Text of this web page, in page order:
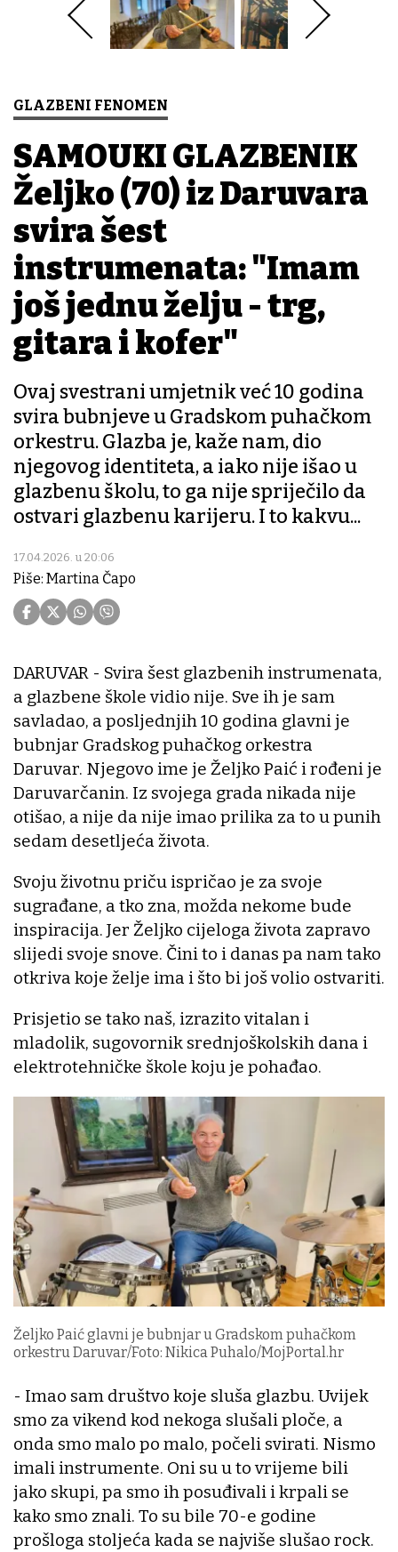
GLAZBENI FENOMEN
SAMOUKI GLAZBENIK
Željko (70) iz Daruvara
svira šest
instrumenata: "Imam
još jednu želju - trg,
gitara i kofer"
Ovaj svestrani umjetnik već 10 godina
svira bubnjeve u Gradskom puhačkom
orkestru. Glazba je, kaže nam, dio
njegovog identiteta, a iako nije išao u
glazbenu školu, to ga nije spriječilo da
ostvari glazbenu karijeru. I to kakvu...
17.04.2026. u 20:06
Piše: Martina Čapo
DARUVAR - Svira šest glazbenih instrumenata,
a glazbene škole vidio nije. Sve ih je sam
savladao, a posljednjih 10 godina glavni je
bubnjar Gradskog puhačkog orkestra
Daruvar. Njegovo ime je Željko Paić i rođeni je
Daruvarčanin. Iz svojega grada nikada nije
otišao, a nije da nije imao prilika za to u punih
sedam desetljeća života.
Svoju životnu priču ispričao je za svoje
sugrađane, a tko zna, možda nekome bude
inspiracija. Jer Željko cijeloga života zapravo
slijedi svoje snove. Čini to i danas pa nam tako
otkriva koje želje ima i što bi još volio ostvariti.
Prisjetio se tako naš, izrazito vitalan i
mladolik, sugovornik srednjoškolskih dana i
elektrotehničke škole koju je pohađao.
Željko Paić glavni je bubnjar u Gradskom puhačkom
orkestru Daruvar/Foto: Nikica Puhalo/MojPortal.hr
- Imao sam društvo koje sluša glazbu. Uvijek
smo za vikend kod nekoga slušali ploče, a
onda smo malo po malo, počeli svirati. Nismo
imali instrumente. Oni su u to vrijeme bili
jako skupi, pa smo ih posuđivali i krpali se
kako smo znali. To su bile 70-e godine
prošloga stoljeća kada se najviše slušao rock.